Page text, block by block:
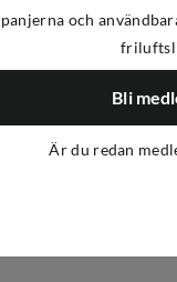
och
Bli
Är du redan